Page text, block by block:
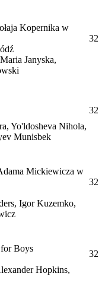
Kopernika w
Janyska,
32
Yo'ldosheva Nihola,
Munisbek
32
Mickiewicza w
Igor Kuzemko,
32
Boys
Hopkins,
32